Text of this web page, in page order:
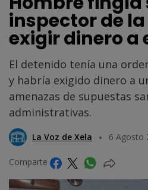
inspector de la
exigir dinero a
El detenido tenía una
y habría exigido dinero a
amenazas de supuestas
administrativas.
La Voz de Xela 6 Agosto
Comparte